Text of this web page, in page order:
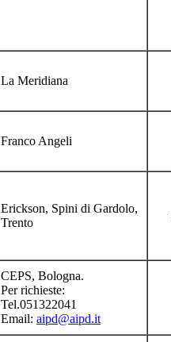
La Meridiana
Franco Angeli
Erickson, Spini di Gardolo,
Trento
CEPS, Bologna.
Per richieste:
Tel.051322041
Email: aipd@aipd.it